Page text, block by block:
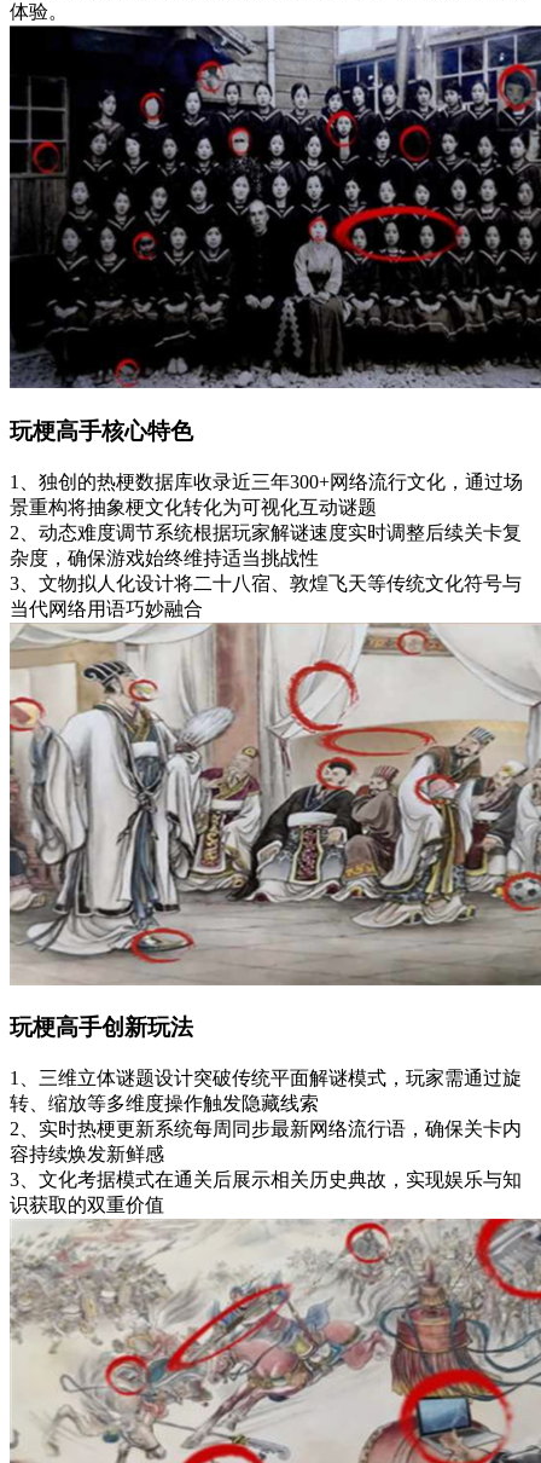
体验。
玩梗高手核心特色
1、独创的热梗数据库收录近三年300+网络流行文化，通过场
景重构将抽象梗文化转化为可视化互动谜题
2、动态难度调节系统根据玩家解谜速度实时调整后续关卡复
杂度，确保游戏始终维持适当挑战性
3、文物拟人化设计将二十八宿、敦煌飞天等传统文化符号与
当代网络用语巧妙融合
玩梗高手创新玩法
1、三维立体谜题设计突破传统平面解谜模式，玩家需通过旋
转、缩放等多维度操作触发隐藏线索
2、实时热梗更新系统每周同步最新网络流行语，确保关卡内
容持续焕发新鲜感
3、文化考据模式在通关后展示相关历史典故，实现娱乐与知
识获取的双重价值